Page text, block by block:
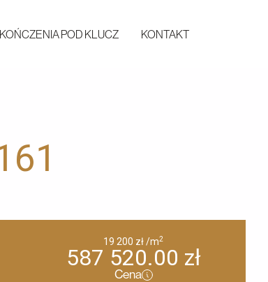
POD KLUCZ KONTAKT
Cena
19 200 zł/m2
587 520.00 zł